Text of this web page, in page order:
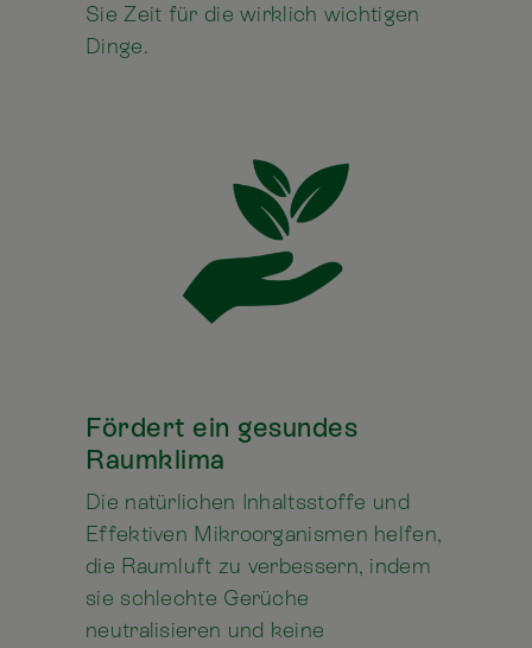
Sie Zeit für die wirklich wichtigen
Dinge.
Fördert ein gesundes
Raumklima
Die natürlichen Inhaltsstoffe und
Effektiven Mikroorganismen helfen,
die Raumluft zu verbessern, indem
sie schlechte Gerüche
neutralisieren und keine